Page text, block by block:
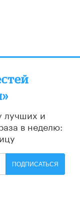
лучших и
в неделю:
ПОДПИСАТЬСЯ